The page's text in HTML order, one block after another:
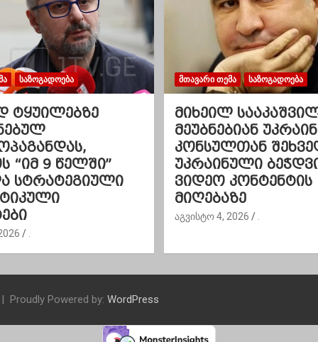
ᲡᲐᲖᲝᲒᲐᲓᲝᲔᲑᲐ
ტყუილებზე
“იმ 9 წელში”
სტრატეგიული
ᲛᲗᲐᲕᲐᲠᲘ ᲗᲔᲛᲐ ᲡᲐᲖᲝᲒᲐᲓᲝᲔᲑᲐ
მიხეილ
მეუბნებიან
კონსულთან
უკრაინული
ვიდეო კონტენტის
მიღებაზე
აგვისტო 4, 2026
Proudly Powered by: WordPress